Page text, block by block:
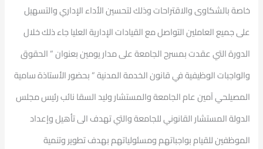
خاصة بالشكاوى والاقتراحات وذلك لتحسين الأداء الإداري والتسهيل
على جميع العاملين التواصل مع القيادات الإدارية العليا جاء ذلك خلال
الدورة التي عقدت بمسرح الجامعة على مدار يومين بعنوان ” الحقوق
والواجبات الوظيفية في قانون الخدمة المدنية ” بحضور الأستاذة سامية
المصيلحي آمين عام الجامعة والمستشار وليد السقا نائب رئيس مجلس
الدولة المستشار القانوني للجامعة والتي تهدف الى تأهيل وإعداد
الموظفين للقيام بواجباتهم ومسئولياتهم بهدف تطوير وتنمية